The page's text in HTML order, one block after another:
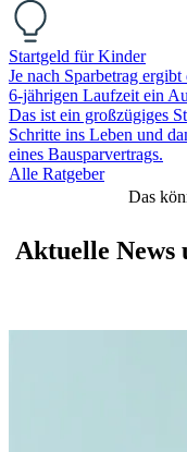
Startgeld für Kinder
Je nach Sparbetrag
6-jährigen Laufzeit ein
Das ist ein großzügiges
Schritte ins Leben und
eines Bausparvertrags.
Alle Ratgeber
Das
Aktuelle News